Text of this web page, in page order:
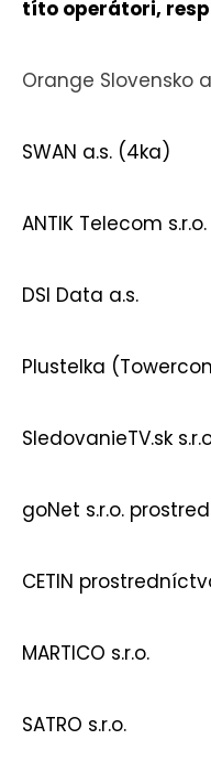
títo operátori,
Orange Slovensko
SWAN a.s. (4ka)
ANTIK Telecom s.r.o.
DSI Data a.s.
Plustelka
SledovanieTV.sk
goNet s.r.o.
CETIN
MARTICO s.r.o.
SATRO s.r.o.